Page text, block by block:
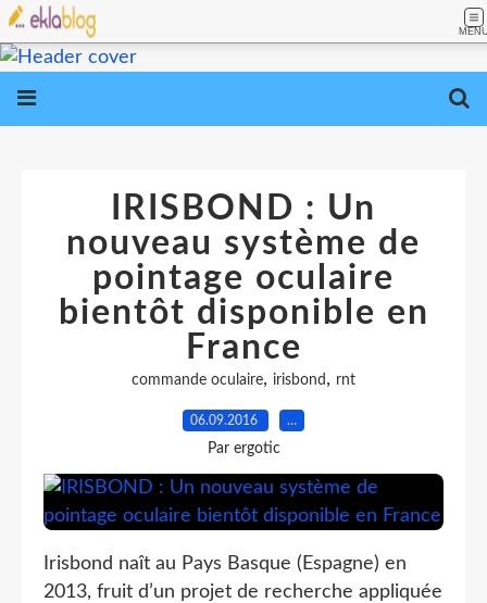
IRISBOND : Un
nouveau système de
pointage oculaire
bientôt disponible en
France
commande oculaire, irisbond , rnt
06.09.2016 …
Par ergotic
Irisbond naît au Pays Basque (Espagne) en
2013, fruit d’un projet de recherche appliquée